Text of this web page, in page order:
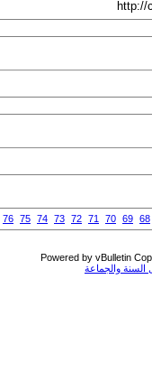
68
69
70
71
72
73
74
75
76
Powered by vBulletin
والجماعة